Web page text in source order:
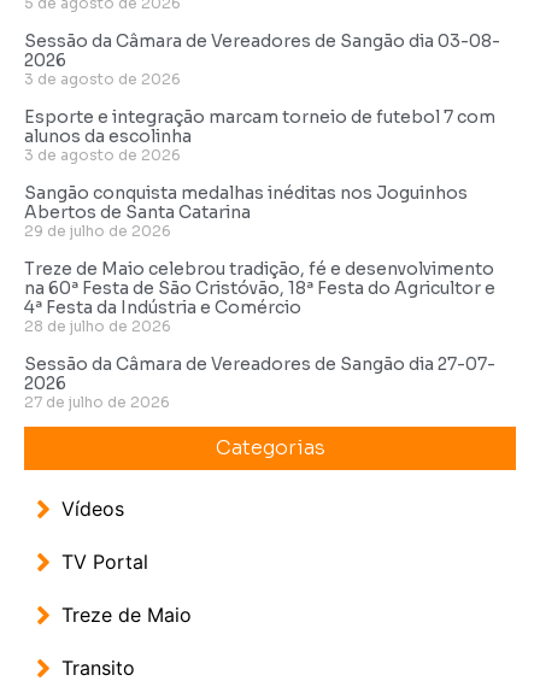
Sessão da Câmara de Vereadores de Sangão dia 03-08-
2026
3 de agosto de 2026
Esporte e integração marcam torneio de futebol 7 com
alunos da escolinha
3 de agosto de 2026
Sangão conquista medalhas inéditas nos Joguinhos
Abertos de Santa Catarina
29 de julho de 2026
Treze de Maio celebrou tradição, fé e desenvolvimento
na 60ª Festa de São Cristóvão, 18ª Festa do Agricultor e
4ª Festa da Indústria e Comércio
28 de julho de 2026
Sessão da Câmara de Vereadores de Sangão dia 27-07-
2026
27 de julho de 2026
Categorias
Vídeos
TV Portal
Treze de Maio
Transito